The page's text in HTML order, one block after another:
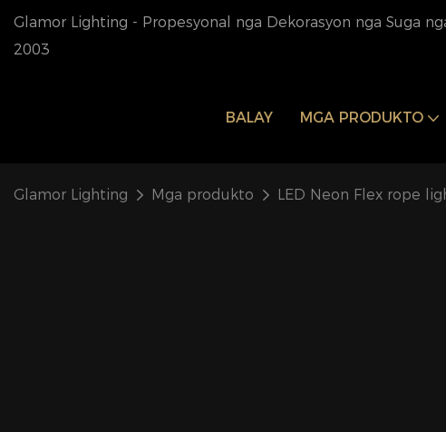
Glamor Lighting - Propesyonal nga Dekorasyon nga Suga
2003
BALAY MGA PRODUKTO
Glamor Lighting Mga produkto LED Neon Flex rope